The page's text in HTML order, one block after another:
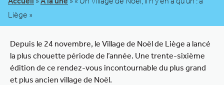
Liège »
Depuis le 24 novembre, le Village de Noël de Liège a lancé
la plus chouette période de l’année. Une trente-sixième
édition de ce rendez-vous incontournable du plus grand
et plus ancien village de Noël.